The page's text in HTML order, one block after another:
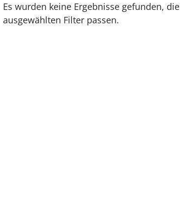
Es wurden keine Ergebnisse gefunden,
ausgewählten Filter passen.